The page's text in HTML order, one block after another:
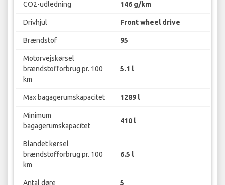
CO2-udledning 146 g/km
Drivhjul Front wheel drive
Brændstof 95
Motorvejskørsel
brændstofforbrug pr. 100
km
5.1 l
Max bagagerumskapacitet 1289 l
Minimum
bagagerumskapacitet
410 l
Blandet kørsel
brændstofforbrug pr. 100
km
6.5 l
Antal døre 5